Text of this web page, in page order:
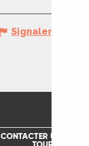
Signaler une
CONTACTER UN OFFICE